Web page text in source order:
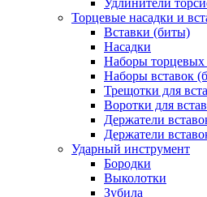
Удлинители
Торцевые насадки и
Вставки (биты)
Насадки
Наборы торцевых
Наборы вставок
Трещотки для
Воротки для
Держатели
Держатели
Ударный инструмент
Бородки
Выколотки
Зубила